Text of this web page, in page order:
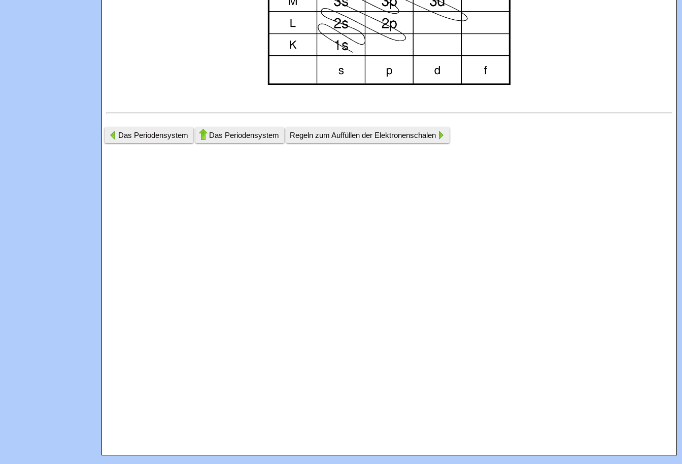
Das Periodensystem Das Periodensystem Regeln zum Auffüllen der Elektronenschalen